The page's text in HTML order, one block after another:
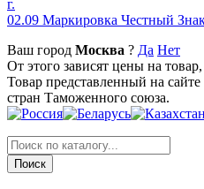
г.
02.09 Маркировка Честный
Ваш город Москва ? Да Нет
От этого зависят цены на
Товар представленный на
стран Таможенного союза.